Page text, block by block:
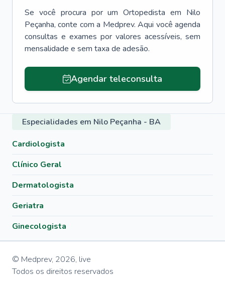
Se você procura por um Ortopedista em Nilo
Peçanha, conte com a Medprev. Aqui você agenda
consultas e exames por valores acessíveis, sem
mensalidade e sem taxa de adesão.
Agendar teleconsulta
Especialidades em Nilo Peçanha - BA
Cardiologista
Clínico Geral
Dermatologista
Geriatra
Ginecologista
© Medprev, 2026, live
Todos os direitos reservados